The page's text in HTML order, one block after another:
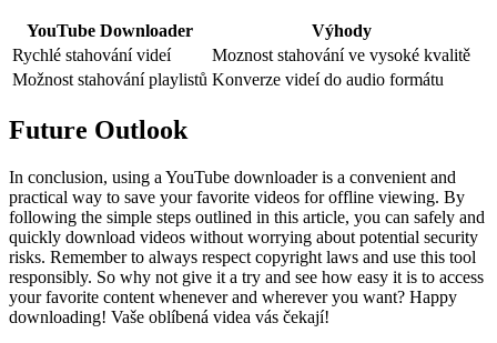
YouTube Downloader
Výhody
Rychlé stahování videí
Moznost stahování ve vysoké kvalitě
Možnost stahování playlistů Konverze videí do audio formátu
Future Outlook
In conclusion, using a YouTube downloader is a convenient and
practical way to save your favorite videos for offline viewing. By
following the simple steps outlined in this article, you can safely and
quickly download videos without worrying about potential security
risks. Remember to always respect copyright laws and use this tool
responsibly. So why not give it a try and see how easy it is to access
your favorite content whenever and wherever you want? Happy
downloading! Vaše oblíbená videa vás čekají!